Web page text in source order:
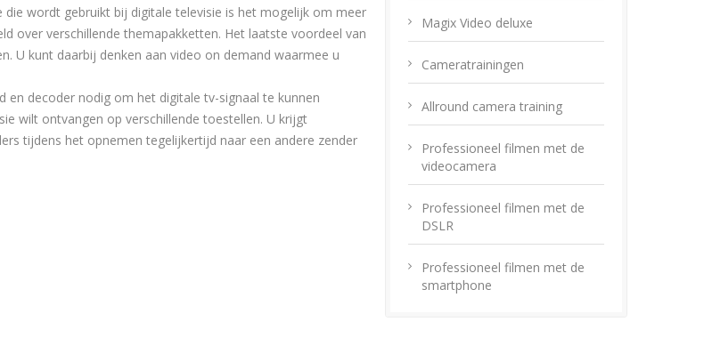
wordt gebruikt bij digitale televisie is het mogelijk om meer
over verschillende themapakketten. Het laatste voordeel van
U kunt daarbij denken aan video on demand waarmee u
en decoder nodig om het digitale tv-signaal te kunnen
wilt ontvangen op verschillende toestellen. U krijgt
tijdens het opnemen tegelijkertijd naar een andere zender
Magix Video deluxe
Cameratrainingen
Allround camera training
Professioneel filmen met de
videocamera
Professioneel filmen met de
DSLR
Professioneel filmen met de
smartphone